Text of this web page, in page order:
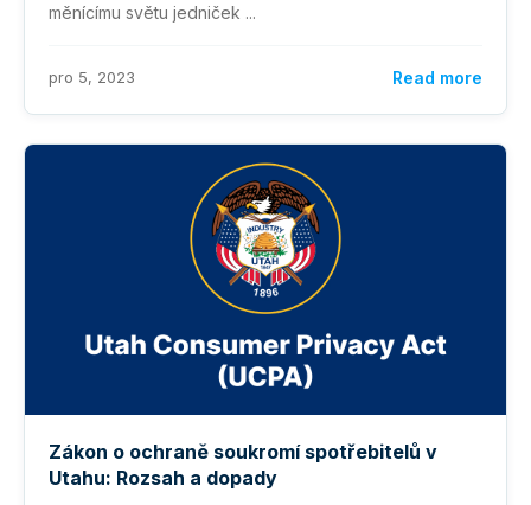
měnícímu světu jedniček ...
pro 5, 2023 Read more
Zákon o ochraně soukromí spotřebitelů v
Utahu: Rozsah a dopady